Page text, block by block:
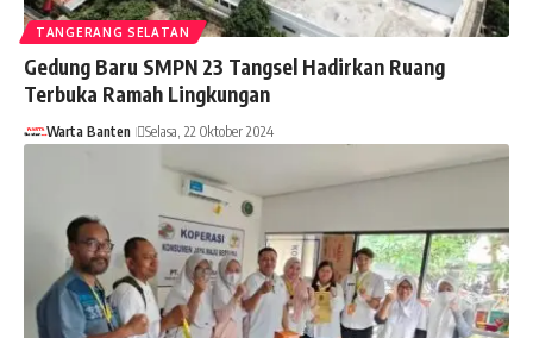
TANGERANG SELATAN
Gedung Baru SMPN 23 Tangsel Hadirkan Ruang
Terbuka Ramah Lingkungan
Warta Banten Selasa, 22 Oktober 2024